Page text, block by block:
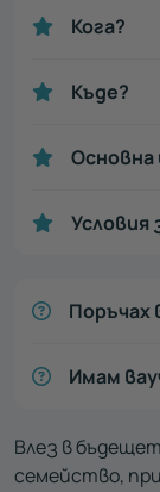
Кога?
Къде?
Основна
Условия
Поръчах
Имам
Влез в
семейство,